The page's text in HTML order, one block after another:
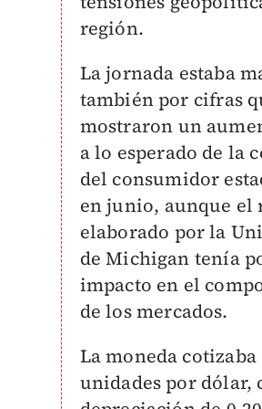
región.
La jornada estaba
también por cifras
mostraron un
a lo esperado de la
del consumidor
en junio, aunque el
elaborado por la
de Michigan tenía
impacto en el
de los mercados.
La moneda cotizaba
unidades por dólar,